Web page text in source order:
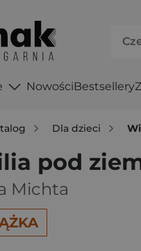
NowościBestsellery
Dla dzieci
pod
Michta